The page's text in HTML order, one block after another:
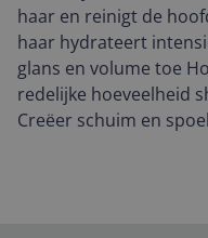
haar en reinigt de
haar hydrateert
glans en volume toe
redelijke hoeveelheid
Creëer schuim en